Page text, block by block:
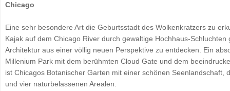
Chicago
Eine sehr besondere Art die Geburtsstadt des Wolkenkratzers zu
Kajak auf dem Chicago River durch gewaltige Hochhaus-
Architektur aus einer völlig neuen Perspektive zu entdecken. Ein
Millenium Park mit dem berühmten Cloud Gate und dem
ist Chicagos Botanischer Garten mit einer schönen Seenlandschaft,
und vier naturbelassenen Arealen.